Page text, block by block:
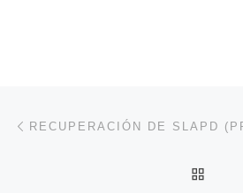
Navegación de